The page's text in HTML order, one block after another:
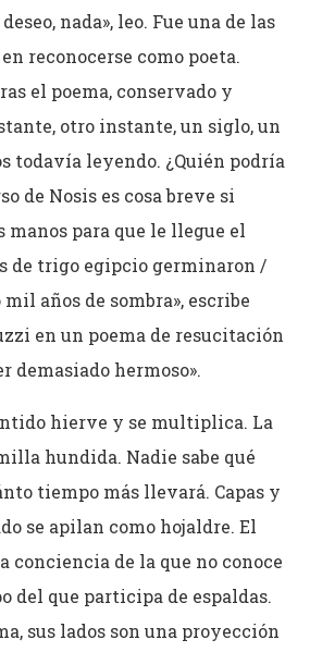
nada», leo. Fue una de las
reconocerse como poeta.
el poema, conservado y
otro instante, un siglo, un
todavía leyendo. ¿Quién podría
de Nosis es cosa breve si
manos para que le llegue el
de trigo egipcio germinaron /
años de sombra», escribe
en un poema de resucitación
demasiado hermoso».
hierve y se multiplica. La
hundida. Nadie sabe qué
tiempo más llevará. Capas y
se apilan como hojaldre. El
conciencia de la que no conoce
del que participa de espaldas.
sus lados son una proyección